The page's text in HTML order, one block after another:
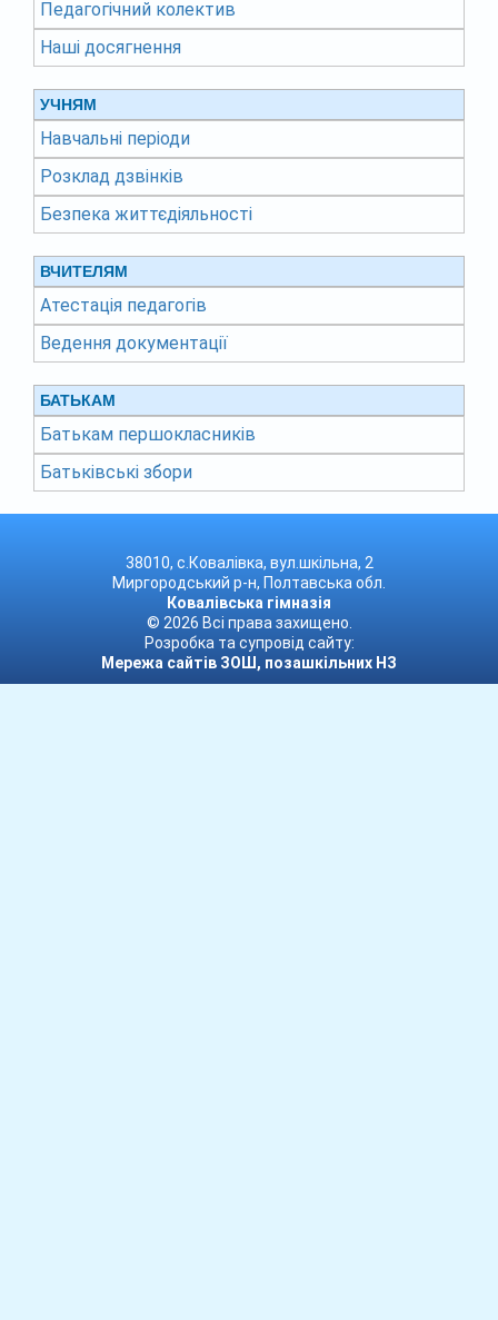
Педагогічний колектив
Наші досягнення
УЧНЯМ
Навчальні періоди
Розклад дзвінків
Безпека життєдіяльності
ВЧИТЕЛЯМ
Атестація педагогів
Ведення документації
БАТЬКАМ
Батькам першокласників
Батьківські збори
38010, с.Ковалівка, вул.шкільна, 2
Миргородський р-н, Полтавська обл.
Ковалівська гімназія
© 2026 Всі права захищено.
Розробка та супровід сайту:
Мережа сайтів ЗОШ, позашкільних НЗ